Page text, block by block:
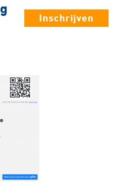
Inschrijven